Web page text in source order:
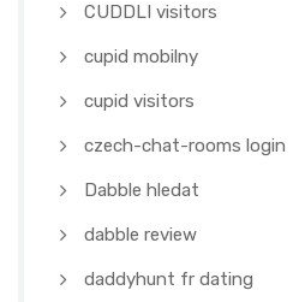
CUDDLI visitors
cupid mobilny
cupid visitors
czech-chat-rooms login
Dabble hledat
dabble review
daddyhunt fr dating